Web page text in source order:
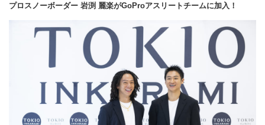
プロスノーボーダー 岩渕 麗楽がGoProアスリートチームに加入！